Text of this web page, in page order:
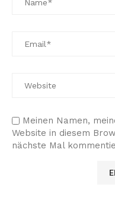
Meinen Namen,
Website in diesem
nächste Mal